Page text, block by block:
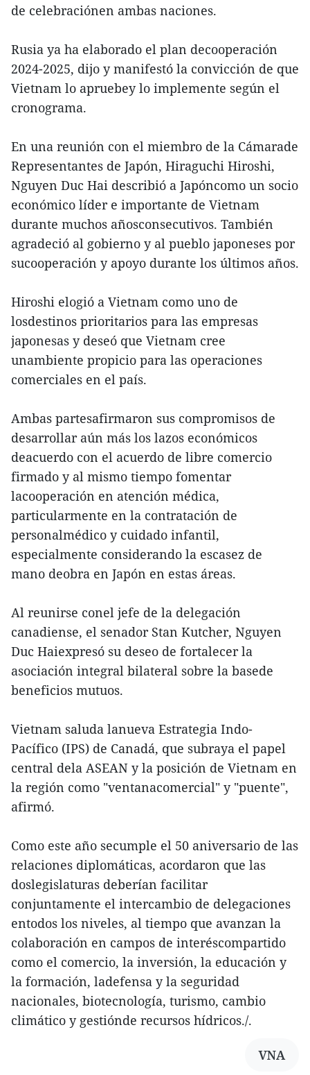
de celebraciónen ambas naciones.
Rusia ya ha elaborado el plan decooperación
2024-2025, dijo y manifestó la convicción de que
Vietnam lo apruebey lo implemente según el
cronograma.
En una reunión con el miembro de la Cámarade
Representantes de Japón, Hiraguchi Hiroshi,
Nguyen Duc Hai describió a Japóncomo un socio
económico líder e importante de Vietnam
durante muchos añosconsecutivos. También
agradeció al gobierno y al pueblo japoneses por
sucooperación y apoyo durante los últimos años.
Hiroshi elogió a Vietnam como uno de
losdestinos prioritarios para las empresas
japonesas y deseó que Vietnam cree
unambiente propicio para las operaciones
comerciales en el país.
Ambas partesafirmaron sus compromisos de
desarrollar aún más los lazos económicos
deacuerdo con el acuerdo de libre comercio
firmado y al mismo tiempo fomentar
lacooperación en atención médica,
particularmente en la contratación de
personalmédico y cuidado infantil,
especialmente considerando la escasez de
mano deobra en Japón en estas áreas.
Al reunirse conel jefe de la delegación
canadiense, el senador Stan Kutcher, Nguyen
Duc Haiexpresó su deseo de fortalecer la
asociación integral bilateral sobre la basede
beneficios mutuos.
Vietnam saluda lanueva Estrategia Indo-
Pacífico (IPS) de Canadá, que subraya el papel
central dela ASEAN y la posición de Vietnam en
la región como "ventanacomercial" y "puente",
afirmó.
Como este año secumple el 50 aniversario de las
relaciones diplomáticas, acordaron que las
doslegislaturas deberían facilitar
conjuntamente el intercambio de delegaciones
entodos los niveles, al tiempo que avanzan la
colaboración en campos de interéscompartido
como el comercio, la inversión, la educación y
la formación, ladefensa y la seguridad
nacionales, biotecnología, turismo, cambio
climático y gestiónde recursos hídricos./.
VNA